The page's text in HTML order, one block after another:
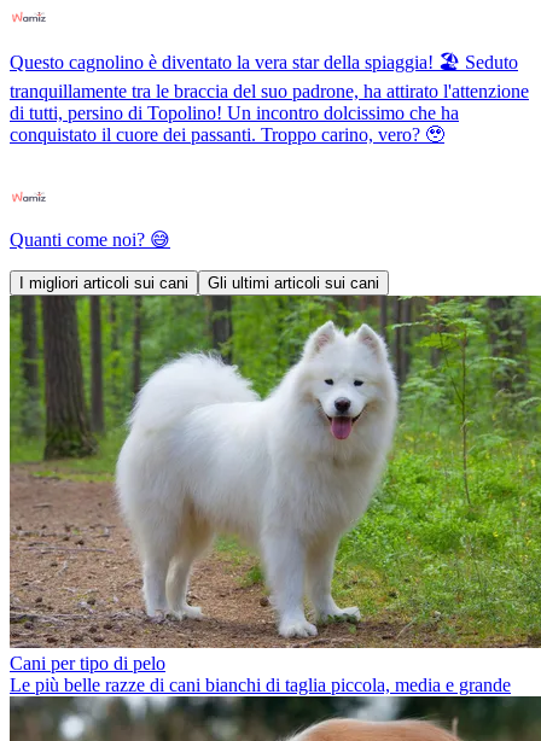
Questo cagnolino è diventato la vera star della spiaggia! 🏖️ Seduto
tranquillamente tra le braccia del suo padrone, ha attirato l'attenzione
di tutti, persino di Topolino! Un incontro dolcissimo che ha
conquistato il cuore dei passanti. Troppo carino, vero? 🥹
Quanti come noi? 😅
I migliori articoli sui cani Gli ultimi articoli sui cani
Cani per tipo di pelo
Le più belle razze di cani bianchi di taglia piccola, media e grande